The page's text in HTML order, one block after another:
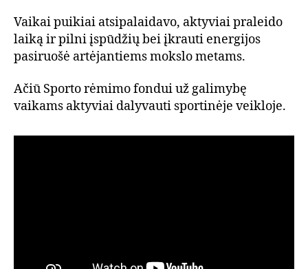
Vaikai puikiai atsipalaidavo, aktyviai praleido
laiką ir pilni įspūdžių bei įkrauti energijos
pasiruošė artėjantiems mokslo metams.
Ačiū Sporto rėmimo fondui už galimybę
vaikams aktyviai dalyvauti sportinėje veikloje.